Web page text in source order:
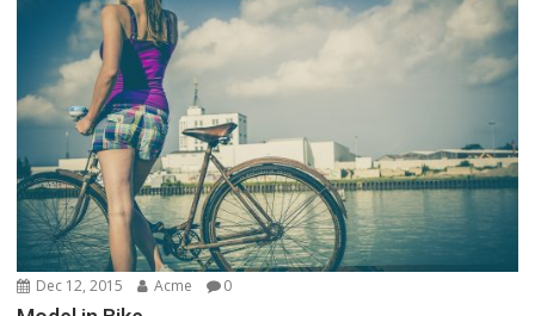
Dec 12, 2015 Acme 0